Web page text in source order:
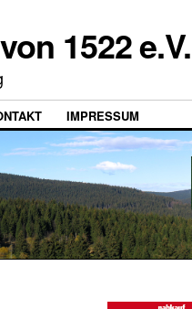
1522 e.V.
IMPRESSUM